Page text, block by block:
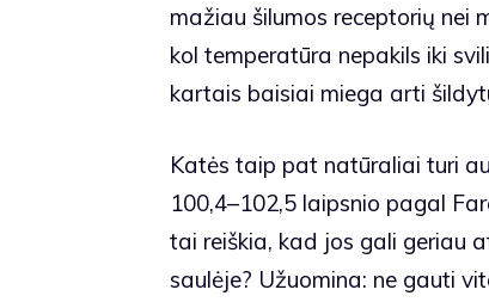
mažiau šilumos receptorių nei
kol temperatūra nepakils iki
kartais baisiai miega arti
Katės taip pat natūraliai turi
100,4–102,5 laipsnio pagal
tai reiškia, kad jos gali geriau
saulėje? Užuomina: ne gauti